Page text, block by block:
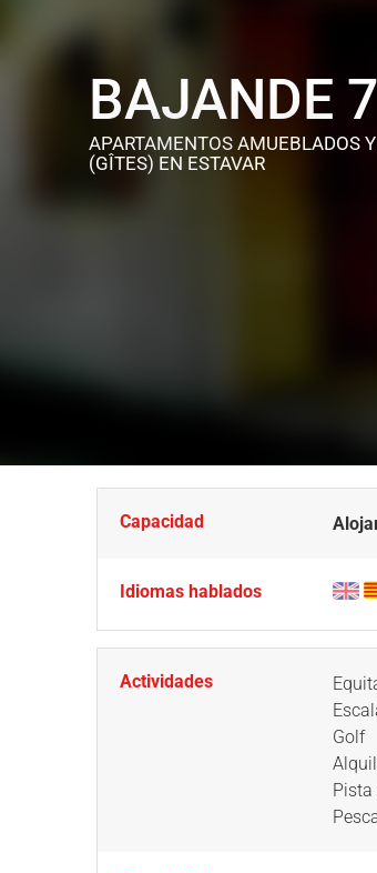
BAJANDE 7
APARTAMENTOS AMUEBLADOS
(GÎTES) EN ESTAVAR
Capacidad
Idiomas hablados
Actividades
Golf
Pista